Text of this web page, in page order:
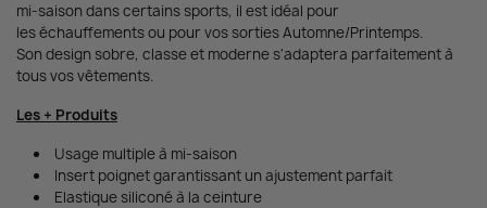
mi-saison dans certains sports, il est idéal pour
les échauffements ou pour vos sorties Automne/Printemps.
Son design sobre, classe et moderne s'adaptera parfaitement à
tous vos vêtements.
Les + Produits
Usage multiple à mi-saison
Insert poignet garantissant un ajustement parfait
Elastique siliconé à la ceinture